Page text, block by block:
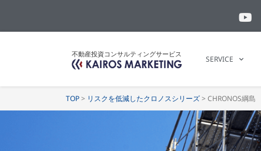
不動産投資コンサルティングサービス
SERVICE
TOP> リスクを低減したクロノスシリーズ> CHRONOS綱島